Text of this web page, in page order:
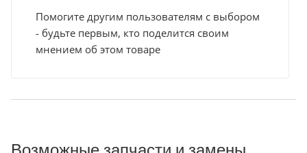
Помогите другим пользователям с выбором
- будьте первым, кто поделится своим
мнением об этом товаре